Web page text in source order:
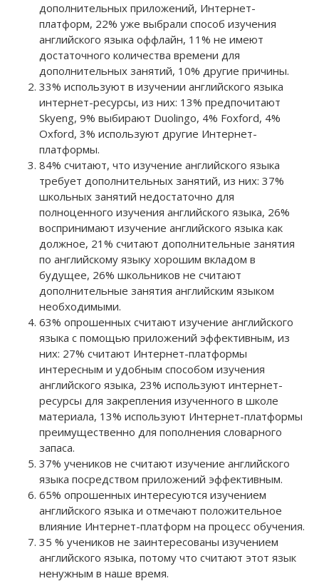
дополнительных приложений, Интернет-
платформ, 22% уже выбрали способ изучения
английского языка оффлайн, 11% не имеют
достаточного количества времени для
дополнительных занятий, 10% другие причины.
33% используют в изучении английского языка
интернет-ресурсы, из них: 13% предпочитают
Skyeng, 9% выбирают Duolingo, 4% Foxford, 4%
Oxford, 3% используют другие Интернет-
платформы.
84% считают, что изучение английского языка
требует дополнительных занятий, из них: 37%
школьных занятий недостаточно для
полноценного изучения английского языка, 26%
воспринимают изучение английского языка как
должное, 21% считают дополнительные занятия
по английскому языку хорошим вкладом в
будущее, 26% школьников не считают
дополнительные занятия английским языком
необходимыми.
63% опрошенных считают изучение английского
языка с помощью приложений эффективным, из
них: 27% считают Интернет-платформы
интересным и удобным способом изучения
английского языка, 23% используют интернет-
ресурсы для закрепления изученного в школе
материала, 13% используют Интернет-платформы
преимущественно для пополнения словарного
запаса.
37% учеников не считают изучение английского
языка посредством приложений эффективным.
65% опрошенных интересуются изучением
английского языка и отмечают положительное
влияние Интернет-платформ на процесс обучения.
35 % учеников не заинтересованы изучением
английского языка, потому что считают этот язык
ненужным в наше время.